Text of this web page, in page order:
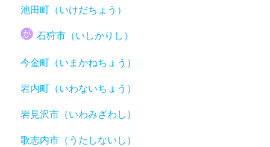
池田町（いけだちょう）
石狩市（いしかりし）
今金町（いまかねちょう）
岩内町（いわないちょう）
岩見沢市（いわみざわし）
歌志内市（うたしないし）